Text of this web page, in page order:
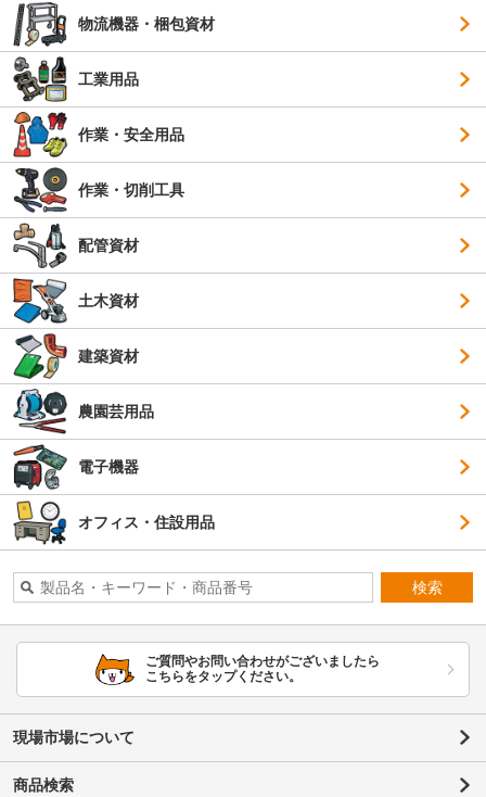
物流機器・梱包資材
工業用品
作業・安全用品
作業・切削工具
配管資材
土木資材
建築資材
農園芸用品
電子機器
オフィス・住設用品
検索
ご質問やお問い合わせがございましたら
こちらをタップください。
現場市場について
商品検索